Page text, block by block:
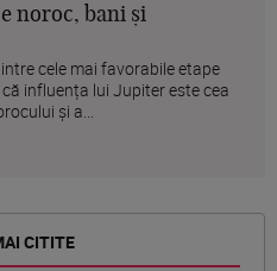
noroc, bani și
cele mai favorabile etape
influența lui Jupiter este cea
și a...
CITITE